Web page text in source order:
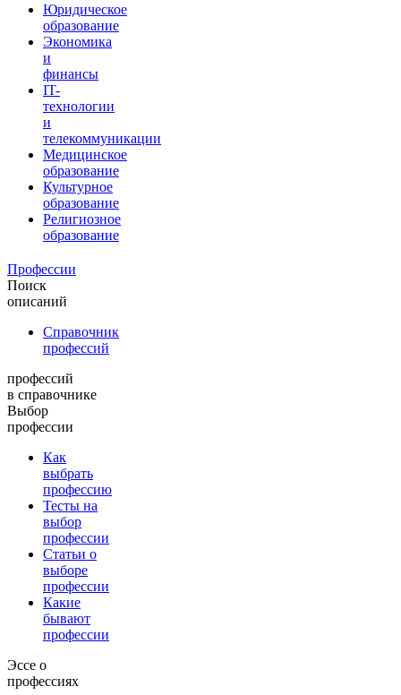
Юридическое
образование
Экономика
и
финансы
IT-
технологии
и
телекоммуникации
Медицинское
образование
Культурное
образование
Религиозное
образование
Профессии
Поиск
описаний
Справочник
профессий
профессий
в справочнике
Выбор
профессии
Как
выбрать
профессию
Тесты на
выбор
профессии
Статьи о
выборе
профессии
Какие
бывают
профессии
Эссе о
профессиях